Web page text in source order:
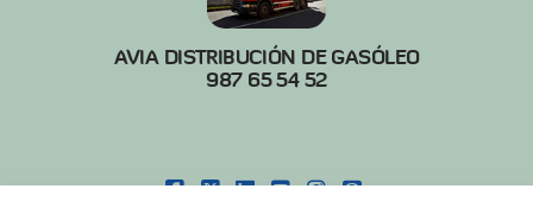
AVIA DISTRIBUCIÓN DE GASÓLEO
987 65 54 52